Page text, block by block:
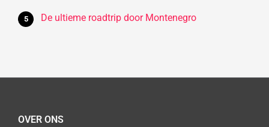
De ultieme roadtrip door Montenegro
OVER ONS